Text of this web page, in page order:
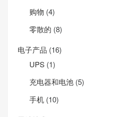
购物 (4)
零散的 (8)
电子产品 (16)
UPS (1)
充电器和电池 (5)
手机 (10)